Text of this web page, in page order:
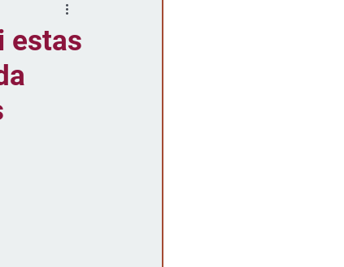
Historias que inspiran
estas